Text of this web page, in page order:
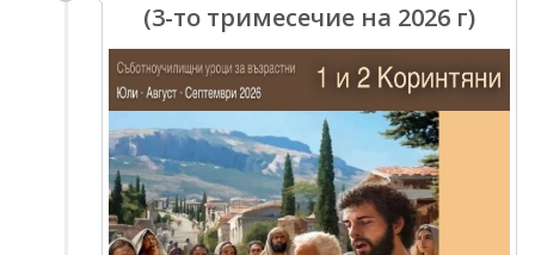
(3-то тримесечие на 2026 г)